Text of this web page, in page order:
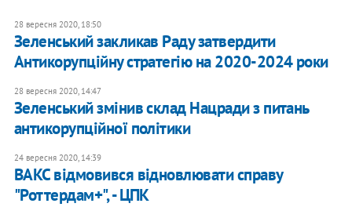
28 вересня 2020, 18:50
​Зеленський закликав Раду затвердити
Антикорупційну стратегію на 2020-2024 роки
28 вересня 2020, 14:47
​Зеленський змінив склад Нацради з питань
антикорупційної політики
24 вересня 2020, 14:39
ВАКС відмовився відновлювати справу
"Роттердам+", - ЦПК